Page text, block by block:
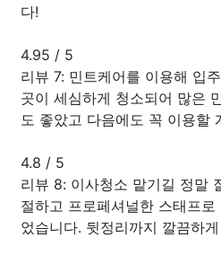
다!
4.95 / 5
리뷰 7: 민트케어를 이용해 입
곳이 세심하게 청소되어 많은
도 좋았고 다음에도 꼭 이용할
4.8 / 5
리뷰 8: 이사청소 맡기길 정말
절하고 프로페셔널한 스태프
었습니다. 뒷정리까지 깔끔하